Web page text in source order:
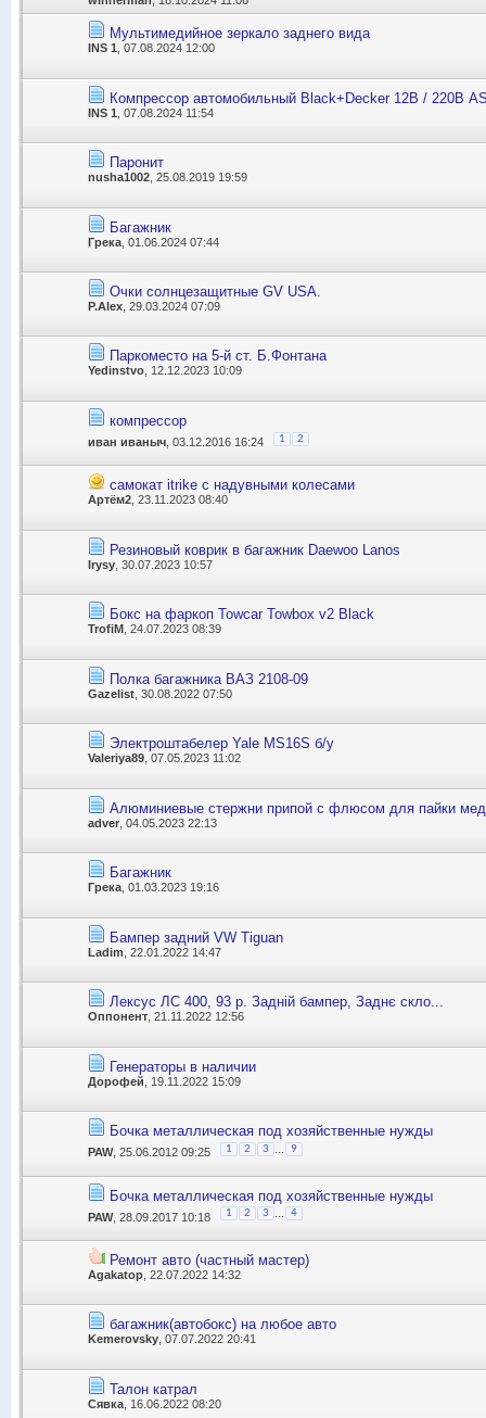
Мультимедийное зеркало заднего вида
INS 1 , 07.08.2024 12:00
Компресcор автомобильный Black+Decker 12В / 220В
INS 1 , 07.08.2024 11:54
Паронит
nusha1002 , 25.08.2019 19:59
Багажник
Грека , 01.06.2024 07:44
Очки солнцезащитные GV USA.
P.Alex , 29.03.2024 07:09
Паркоместо на 5-й ст. Б.Фонтана
Yedinstvo, 12.12.2023 10:09
компрессор
иван иваныч , 03.12.2016 16:24 1 2
самокат itrike с надувными колесами
Артём2 , 23.11.2023 08:40
Резиновый коврик в багажник Daewoo Lanos
Irysy , 30.07.2023 10:57
Бокс на фаркоп Towcar Towbox v2 Black
TrofiM , 24.07.2023 08:39
Полка багажника ВАЗ 2108-09
Gazelist , 30.08.2022 07:50
Электроштабелер Yale MS16S б/у
Valeriya89 , 07.05.2023 11:02
Алюминиевые стержни припой с флюсом для пайки
adver , 04.05.2023 22:13
Багажник
Грека , 01.03.2023 19:16
Бампер задний VW Tiguan
Ladim , 22.01.2022 14:47
Лексус ЛС 400, 93 р. Задній бампер, Заднє скло...
Оппонент , 21.11.2022 12:56
Генераторы в наличии
Дорофей , 19.11.2022 15:09
Бочка металлическая под хозяйственные нужды
PAW, 25.06.2012 09:25 1 2 3 9
Бочка металлическая под хозяйственные нужды
PAW, 28.09.2017 10:18 1 2 3 4
Ремонт авто (частный мастер)
Agakatop , 22.07.2022 14:32
багажник(автобокс) на любое авто
Kemerovsky, 07.07.2022 20:41
Талон катрал
Сявка , 16.06.2022 08:20